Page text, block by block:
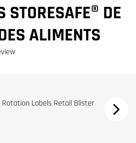
STORESAFE® DE
ALIMENTS